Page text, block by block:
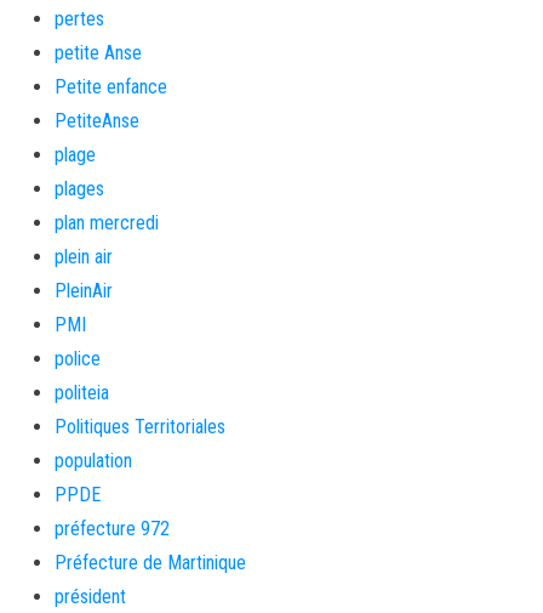
pertes
petite Anse
Petite enfance
PetiteAnse
plage
plages
plan mercredi
plein air
PleinAir
PMI
police
politeia
Politiques Territoriales
population
PPDE
préfecture 972
Préfecture de Martinique
président